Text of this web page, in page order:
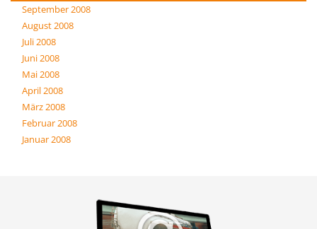
September 2008
August 2008
Juli 2008
Juni 2008
Mai 2008
April 2008
März 2008
Februar 2008
Januar 2008